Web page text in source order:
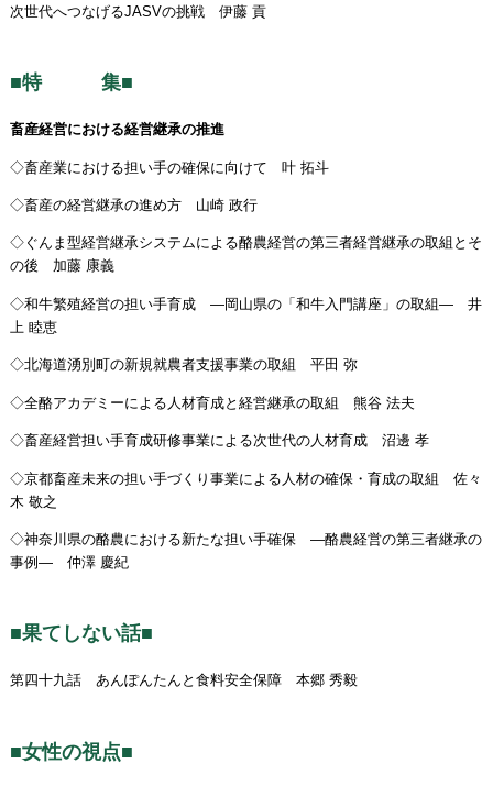
次世代へつなげるJASVの挑戦 伊藤 貢
■特 集■
畜産経営における経営継承の推進
◇畜産業における担い手の確保に向けて 叶 拓斗
◇畜産の経営継承の進め方 山崎 政行
◇ぐんま型経営継承システムによる酪農経営の第三者経営継承の取組とそ
の後 加藤 康義
◇和牛繁殖経営の担い手育成 ―岡山県の「和牛入門講座」の取組― 井
上 睦恵
◇北海道湧別町の新規就農者支援事業の取組 平田 弥
◇全酪アカデミーによる人材育成と経営継承の取組 熊谷 法夫
◇畜産経営担い手育成研修事業による次世代の人材育成 沼邊 孝
◇京都畜産未来の担い手づくり事業による人材の確保・育成の取組 佐々
木 敬之
◇神奈川県の酪農における新たな担い手確保 ―酪農経営の第三者継承の
事例― 仲澤 慶紀
■果てしない話■
第四十九話 あんぽんたんと食料安全保障 本郷 秀毅
■女性の視点■